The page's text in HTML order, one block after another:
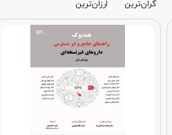
گران‌ترین ارزان‌ترین